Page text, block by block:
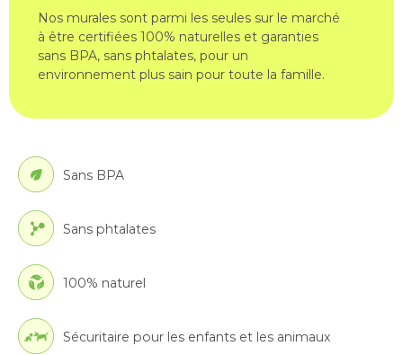
Nos murales sont parmi les seules sur le marché
à être certifiées 100% naturelles et garanties
sans BPA, sans phtalates, pour un
environnement plus sain pour toute la famille.
Sans BPA
Sans phtalates
100% naturel
Sécuritaire pour les enfants et les animaux